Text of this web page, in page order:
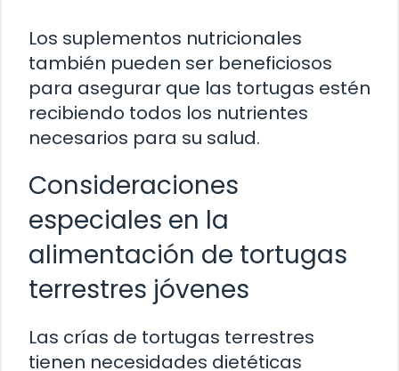
Los suplementos nutricionales
también pueden ser beneficiosos
para asegurar que las tortugas estén
recibiendo todos los nutrientes
necesarios para su salud.
Consideraciones
especiales en la
alimentación de tortugas
terrestres jóvenes
Las crías de tortugas terrestres
tienen necesidades dietéticas